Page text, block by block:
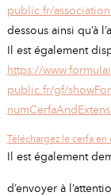
public.fr/
dessous ainsi qu’à
Il est également
https://
public.fr/gf/
Téléchargez le cerfa en
Il est également
d’envoyer à